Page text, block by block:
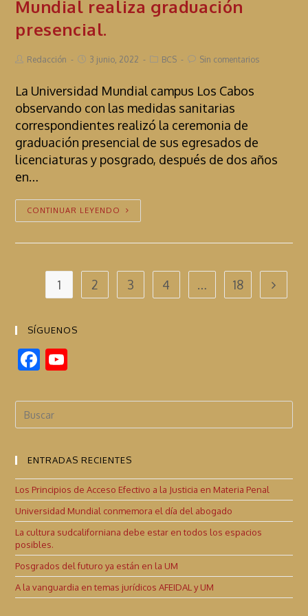
Mundial realiza graduación
presencial.
Redacción 3 junio, 2022 BCS Sin comentarios
La Universidad Mundial campus Los Cabos
observando con las medidas sanitarias
correspondientes realizó la ceremonia de
graduación presencial de sus egresados de
licenciaturas y posgrado, después de dos años
en…
CONTINUAR LEYENDO
1 2 3 4 … 18
SÍGUENOS
F
e
b
o
k
u
T
b
e
C
h
a
n
n
ENTRADAS RECIENTES
Los Principios de Acceso Efectivo a la Justicia en Materia Penal
Universidad Mundial conmemora el día del abogado
La cultura sudcaliforniana debe estar en todos los espacios
posibles.
Posgrados del futuro ya están en la UM
A la vanguardia en temas jurídicos AFEIDAL y UM